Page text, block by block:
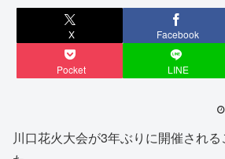
X Facebook
Pocket LINE
川口花火大会が3年ぶりに開催され